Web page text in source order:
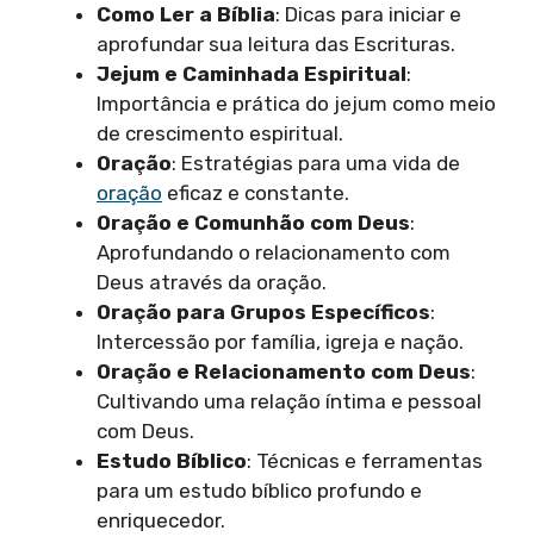
Como Ler a Bíblia: Dicas para iniciar e
aprofundar sua leitura das Escrituras.
Jejum e Caminhada Espiritual:
Importância e prática do jejum como meio
de crescimento espiritual.
Oração: Estratégias para uma vida de
oração eficaz e constante.
Oração e Comunhão com Deus:
Aprofundando o relacionamento com
Deus através da oração.
Oração para Grupos Específicos:
Intercessão por família, igreja e nação.
Oração e Relacionamento com Deus:
Cultivando uma relação íntima e pessoal
com Deus.
Estudo Bíblico: Técnicas e ferramentas
para um estudo bíblico profundo e
enriquecedor.